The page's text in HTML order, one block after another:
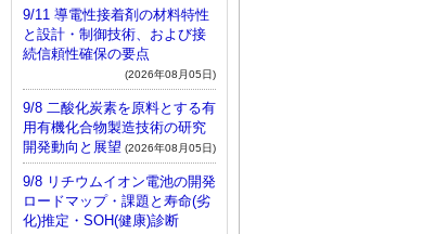
9/11 導電性接着剤の材料特性
と設計・制御技術、および接
続信頼性確保の要点
(2026年08月05日)
9/8 二酸化炭素を原料とする有
用有機化合物製造技術の研究
開発動向と展望 (2026年08月05日)
9/8 リチウムイオン電池の開発
ロードマップ・課題と寿命(劣
化)推定・SOH(健康)診断